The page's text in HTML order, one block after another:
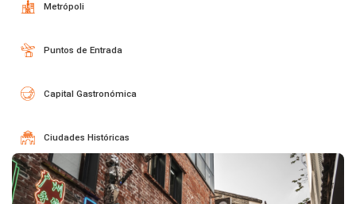
Metrópoli
Puntos de Entrada
Capital Gastronómica
Ciudades Históricas